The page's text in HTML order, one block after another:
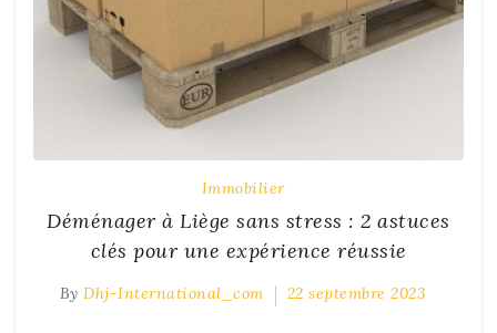
Immobilier
Déménager à Liège sans stress : 2 astuces
clés pour une expérience réussie
ByDhj-International_com 22 septembre 2023